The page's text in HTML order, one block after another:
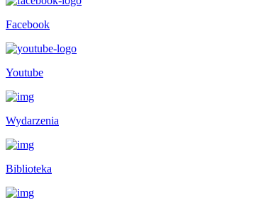
Facebook
Youtube
Wydarzenia
Biblioteka